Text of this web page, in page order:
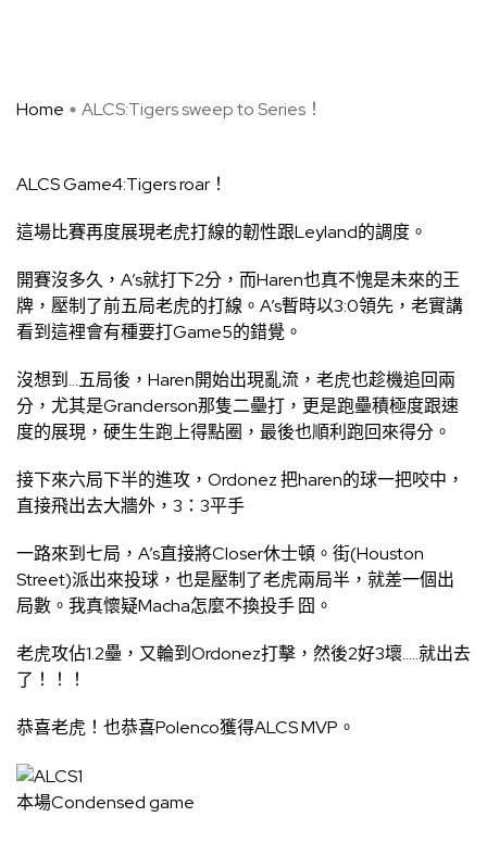
Home ALCS:Tigers sweep to Series！
ALCS Game4:Tigers roar！
這場比賽再度展現老虎打線的韌性跟Leyland的調度。
開賽沒多久，A’s就打下2分，而Haren也真不愧是未來的王
牌，壓制了前五局老虎的打線。A’s暫時以3:0領先，老實講
看到這裡會有種要打Game5的錯覺。
沒想到…五局後，Haren開始出現亂流，老虎也趁機追回兩
分，尤其是Granderson那隻二壘打，更是跑壘積極度跟速
度的展現，硬生生跑上得點圈，最後也順利跑回來得分。
接下來六局下半的進攻，Ordonez 把haren的球一把咬中，
直接飛出去大牆外，3：3平手
一路來到七局，A’s直接將Closer休士頓。街(Houston
Street)派出來投球，也是壓制了老虎兩局半，就差一個出
局數。我真懷疑Macha怎麼不換投手 囧。
老虎攻佔1.2壘，又輪到Ordonez打擊，然後2好3壞…..就出去
了！！！
恭喜老虎！也恭喜Polenco獲得ALCS MVP。
本場Condensed game